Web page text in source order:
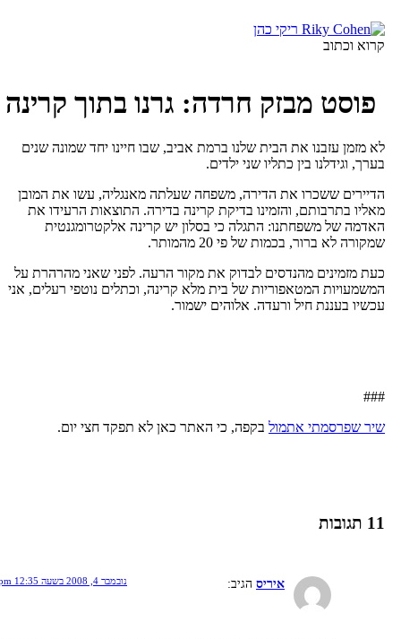
וכתוב
פוסט מבזק חרדה: גרנו בתוך קרינה
מזמן עזבנו את הבית שלנו ברמת אביב, שבו חיינו יחד שמונה שנים
וגידלנו בין כתליו שני ילדים.
ששכרו את הדירה, משפחה שעלתה מאנגליה, עשו את המובן
בתרבותם, והזמינו בדיקת קרינה בדירה. התוצאות הרעידו את
של משפחתנו: התגלה כי בסלון יש קרינה אלקטרומגנטית
לא ברור, בכמות של פי 20 מהמותר.
מזמינים מהנדסים לבדוק את מקור הרעה. לפני שאני מהרהרת על
המטאפוריות של בית מלא קרינה, וכתלים נוטפי רעלים, אני
בעננת חיל ורעדה. אלוהים ישמור.
שפרסמתי אתמולבקפה, כי האתר כאן לא תפקד חצי יום.
איריס הגיב: נובמבר 4, 2008 בשעה 12:35 pm